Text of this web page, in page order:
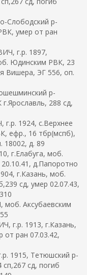
р-
умер от ран
г.р. 1897,
Юдинским РВК, 23
Вишера, ЭГ 556, оп.
р-
288 сд,
1924, с.Верхнее
ефр., 16 тбр(мспб),
18002, д. 89
г.Елабуга, моб.
д.Папоротно
г.Казань, моб.
сд, умер 02.07.43,
Аксубаевским
1913, г.Казань,
от ран 07.03.42,
1915, Тетюшский р-
сд, погиб